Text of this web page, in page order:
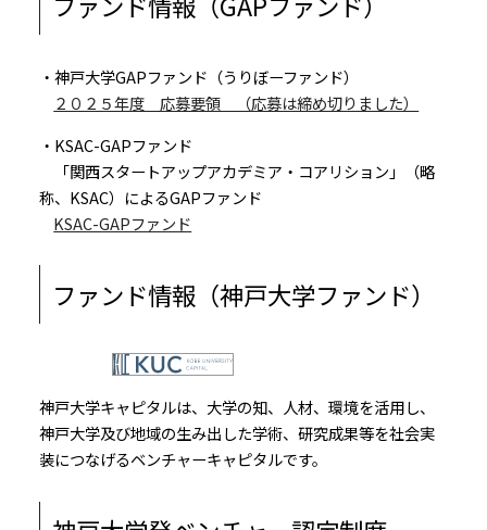
・神戸大学GAPファンド（うりぼーファンド）
２０２５年度 応募要領 （応募は締め切りました）
・KSAC-GAPファンド
「関西スタートアップアカデミア・コアリション」（略
称、KSAC）によるGAPファンド
KSAC-GAPファンド
ファンド情報（神戸大学ファンド）
神戸大学キャピタルは、大学の知、人材、環境を活用し、
神戸大学及び地域の生み出した学術、研究成果等を社会実
装につなげるベンチャーキャピタルです。